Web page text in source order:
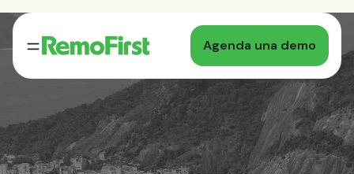
Agenda una demo